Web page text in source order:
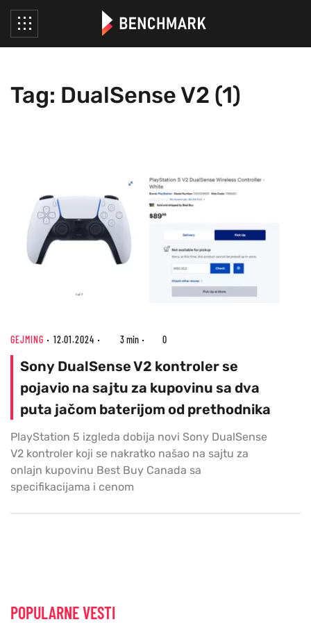
Tag: DualSense V2 (1)
GEJMING 12.01.2024 3 min 0
Sony DualSense V2 kontroler se
pojavio na sajtu za kupovinu sa dva
puta jačom baterijom od prethodnika
PlayStation 5 izgleda dobija novi Sony DualSense
V2 kontroler koji se nakratko našao na sajtu za
onlajn kupovinu Best Buy Canada sa
specifikacijama i cenom
POPULARNE VESTI